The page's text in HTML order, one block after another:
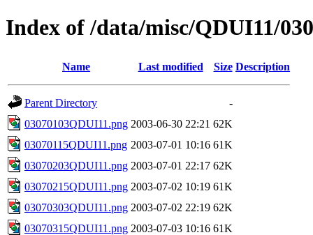
Index of /data/misc/QDUI11/
Name Last modified Size Description
Parent Directory
-
03070103QDUI11.png 2003-06-30 22:21 62K
03070115QDUI11.png 2003-07-01 10:16 61K
03070203QDUI11.png 2003-07-01 22:17 62K
03070215QDUI11.png 2003-07-02 10:19 61K
03070303QDUI11.png 2003-07-02 22:19 62K
03070315QDUI11.png 2003-07-03 10:16 61K